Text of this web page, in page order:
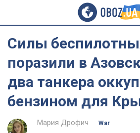
Силы
поразили в
два танкера
бензином для
Мария Дрофич
War